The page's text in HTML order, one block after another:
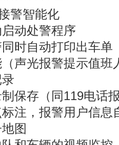
警智能化
动处警程序
时自动打印出车单
声光报警提示值班
保存（同119电话
注，报警用户信息
图